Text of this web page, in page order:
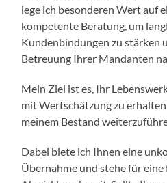
lege ich besonderen Wert auf
kompetente Beratung, um
Kundenbindungen zu stärken
Betreuung Ihrer Mandanten
Mein Ziel ist es, Ihr
mit Wertschätzung zu
meinem Bestand
Dabei biete ich Ihnen eine
Übernahme und stehe für